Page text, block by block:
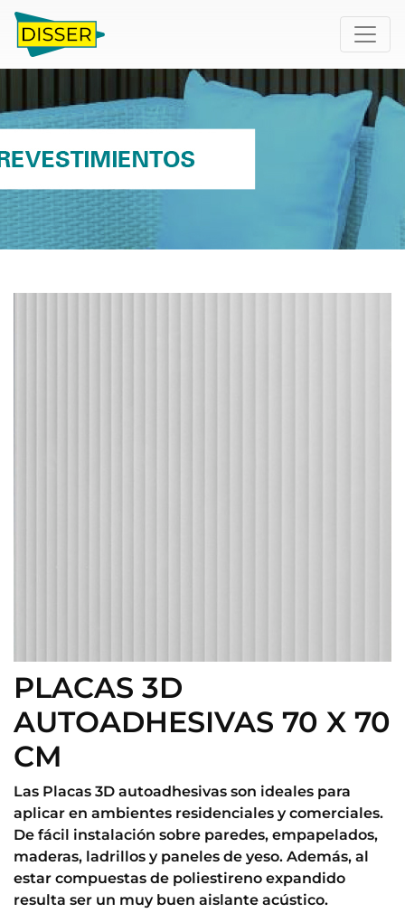
PLACAS 3D
AUTOADHESIVAS 70 X 70
CM
Las Placas 3D autoadhesivas son ideales para
aplicar en ambientes residenciales y comerciales.
De fácil instalación sobre paredes, empapelados,
maderas, ladrillos y paneles de yeso. Además, al
estar compuestas de poliestireno expandido
resulta ser un muy buen aislante acústico.